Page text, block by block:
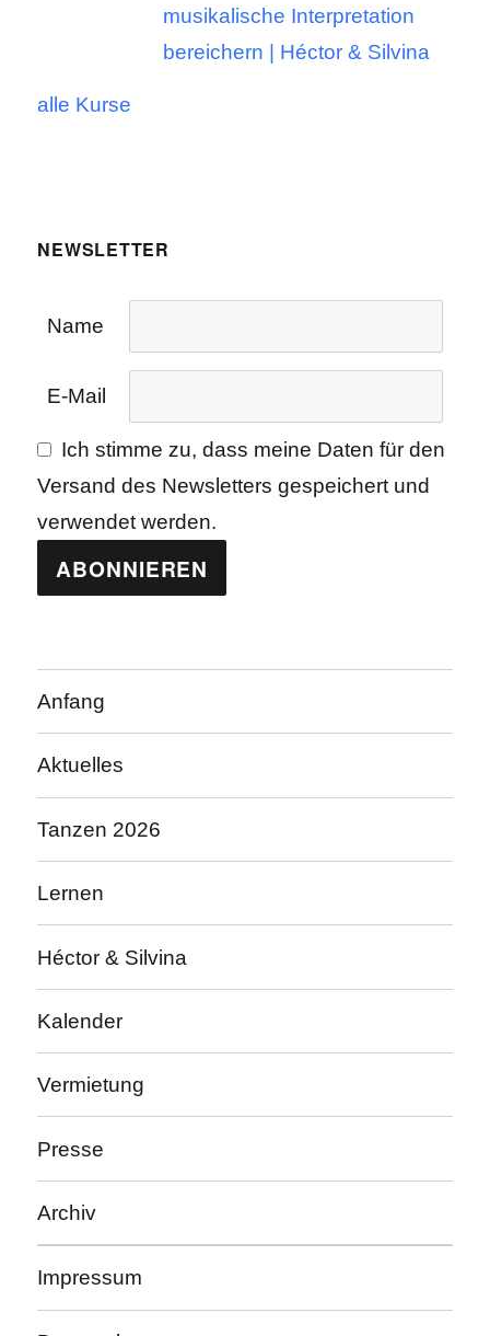
musikalische Interpretation
bereichern | Héctor & Silvina
alle Kurse
NEWSLETTER
Name
E-Mail
Ich stimme zu, dass meine Daten für den
Versand des Newsletters gespeichert und
verwendet werden.
Anfang
Aktuelles
Tanzen 2026
Lernen
Héctor & Silvina
Kalender
Vermietung
Presse
Archiv
Impressum